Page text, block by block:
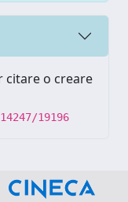
citare o creare
19196